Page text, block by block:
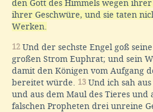
den Gott des Himmels wegen
ihrer Geschwüre, und sie taten
Werken.
12 Und der sechste Engel goß
großen Strom Euphrat; und sein
damit den Königen vom Aufgang
bereitet würde. 13 Und ich sah
und aus dem Maul des Tieres und
falschen Propheten drei unreine